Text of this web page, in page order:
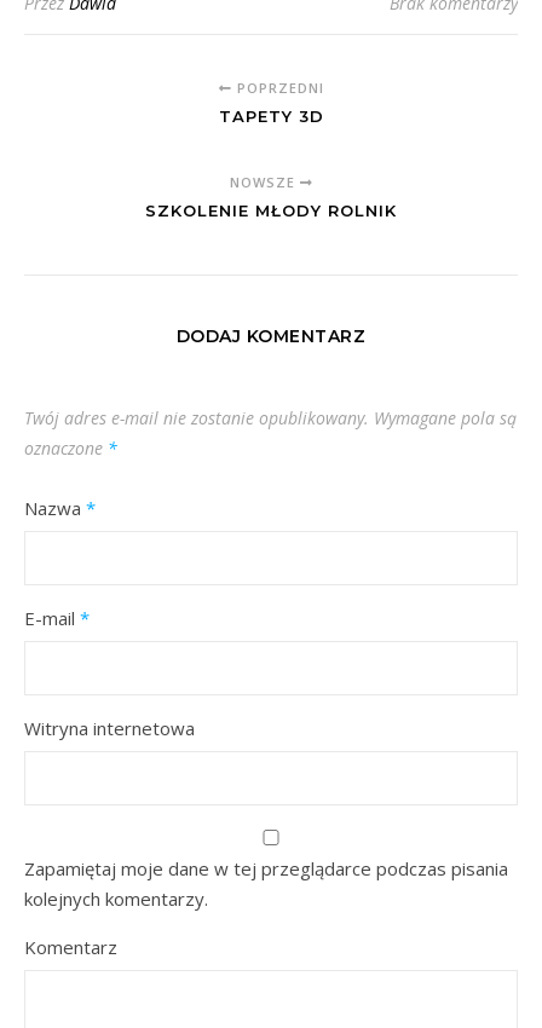
POPRZEDNI
TAPETY 3D
NOWSZE
SZKOLENIE MŁODY ROLNIK
DODAJ KOMENTARZ
Twój adres e-mail nie zostanie opublikowany. Wymagane pola są
oznaczone *
Nazwa *
E-mail *
Witryna internetowa
Zapamiętaj moje dane w tej przeglądarce podczas pisania
kolejnych komentarzy.
Komentarz